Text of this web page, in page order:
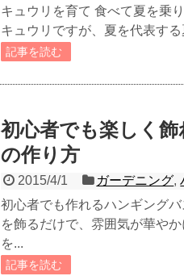
キュウリを育て 食べて夏を乗
キュウリですが、夏を代表す
記事を読む
初心者でも楽しく
の作り方
2015/4/1 ガーデニング,
初心者でも作れるハンギング
を飾るだけで、雰囲気が華や
を...
記事を読む